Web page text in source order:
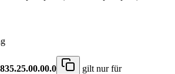
gilt nur für